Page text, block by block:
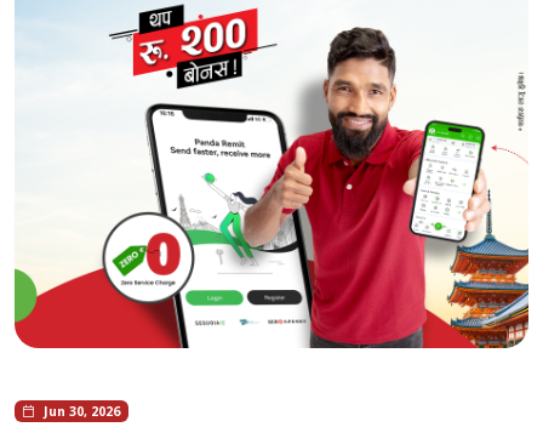
Jun 30, 2026